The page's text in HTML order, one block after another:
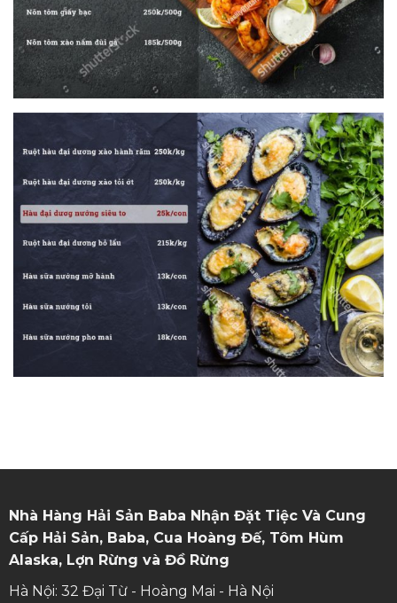
Nhà Hàng Hải Sản Baba Nhận Đặt Tiệc Và Cung
Cấp Hải Sản, Baba, Cua Hoàng Đế, Tôm Hùm
Alaska, Lợn Rừng và Đồ Rừng
Hà Nội: 32 Đại Từ - Hoàng Mai - Hà Nội